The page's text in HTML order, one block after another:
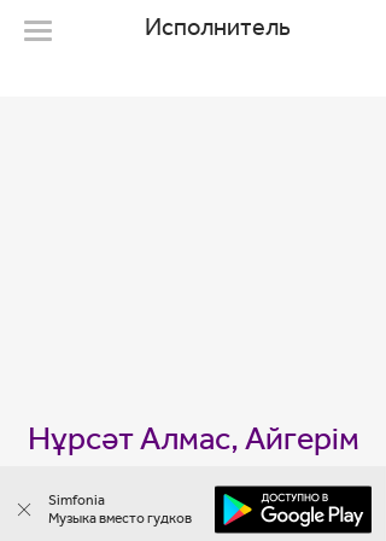
Исполнитель
Нұрсәт Алмас, Айгерім
Жантемірова, Қуаныш
Ерзатұлы
Simfonia
Музыка вместо гудков